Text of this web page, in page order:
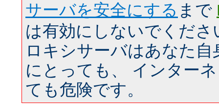
サーバを安全にする まで
は有効にしないでくださ
ロキシサーバはあなた
にとっても、 インター
ても危険です。